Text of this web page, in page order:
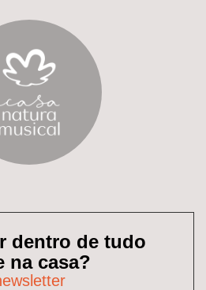
dentro de tudo
na casa?